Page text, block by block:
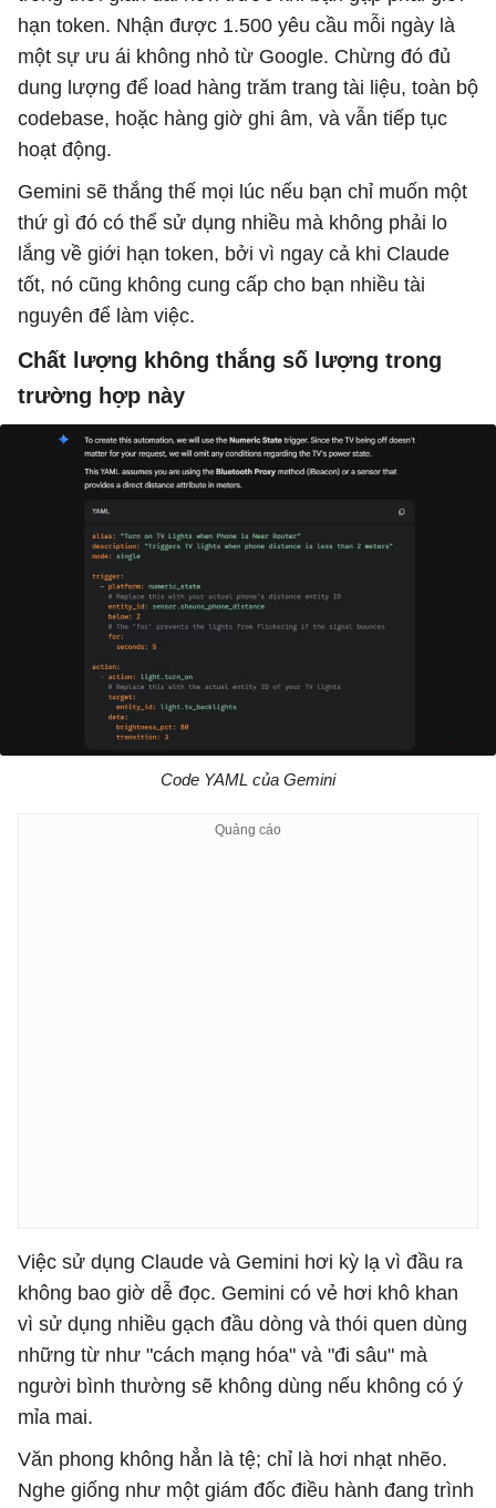
hạn token. Nhận được 1.500 yêu cầu mỗi ngày là
một sự ưu ái không nhỏ từ Google. Chừng đó đủ
dung lượng để load hàng trăm trang tài liệu, toàn bộ
codebase, hoặc hàng giờ ghi âm, và vẫn tiếp tục
hoạt động.
Gemini sẽ thắng thế mọi lúc nếu bạn chỉ muốn một
thứ gì đó có thể sử dụng nhiều mà không phải lo
lắng về giới hạn token, bởi vì ngay cả khi Claude
tốt, nó cũng không cung cấp cho bạn nhiều tài
nguyên để làm việc.
Chất lượng không thắng số lượng trong
trường hợp này
Code YAML của Gemini
Việc sử dụng Claude và Gemini hơi kỳ lạ vì đầu ra
không bao giờ dễ đọc. Gemini có vẻ hơi khô khan
vì sử dụng nhiều gạch đầu dòng và thói quen dùng
những từ như "cách mạng hóa" và "đi sâu" mà
người bình thường sẽ không dùng nếu không có ý
mỉa mai.
Văn phong không hẳn là tệ; chỉ là hơi nhạt nhẽo.
Nghe giống như một giám đốc điều hành đang trình